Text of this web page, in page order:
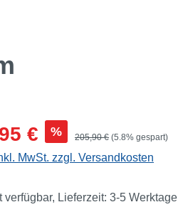
€ % Regulärer Preis:
205,90 € (5.8% gespart)
MwSt. zzgl. Versandkosten
verfügbar, Lieferzeit: 3-5 Werktage